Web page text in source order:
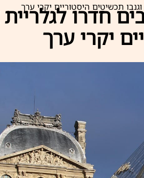
תכשיטים היסטוריים יקרי ערך
חדרו
יקרי ערך